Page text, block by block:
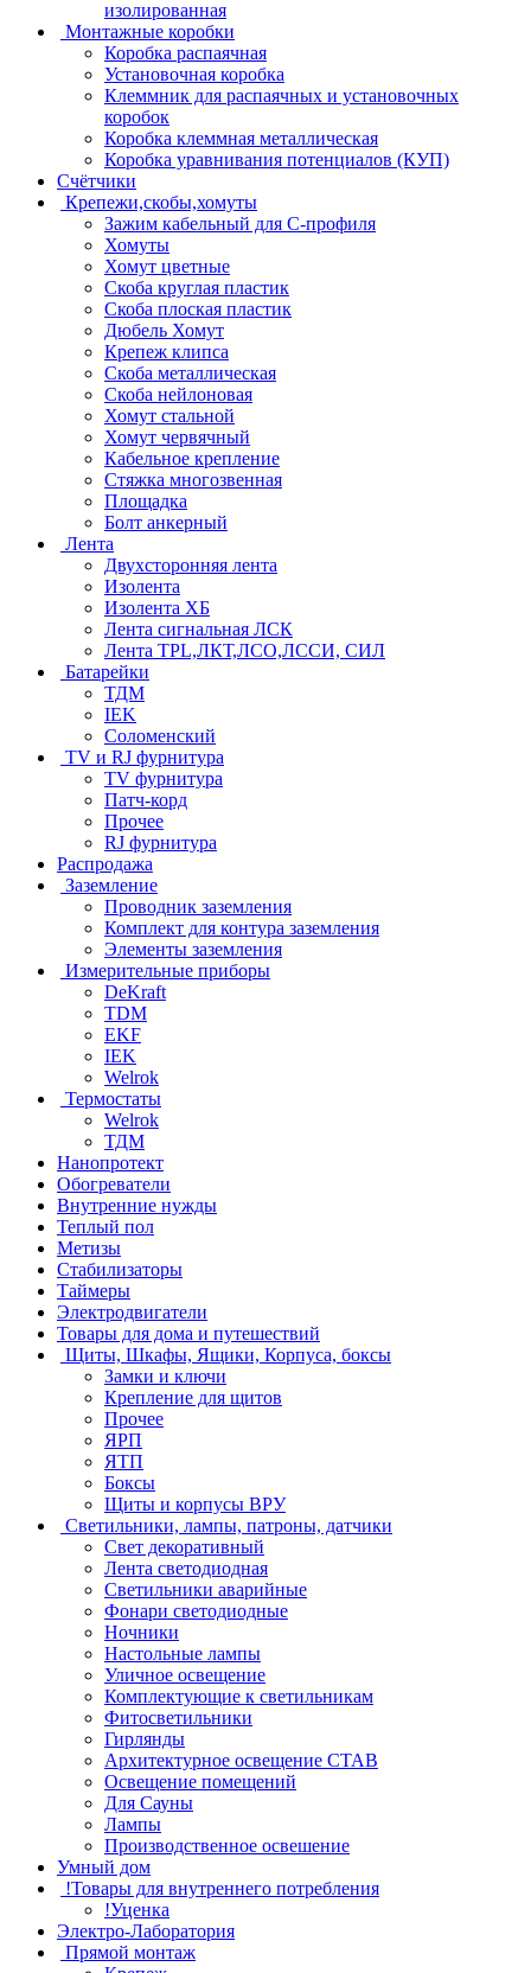
изолированная
Монтажные коробки
Коробка распаячная
Установочная коробка
Клеммник для распаячных и установочных
коробок
Коробка клеммная металлическая
Коробка уравнивания потенциалов (КУП)
Счётчики
Крепежи,скобы,хомуты
Зажим кабельный для С-профиля
Хомуты
Хомут цветные
Скоба круглая пластик
Скоба плоская пластик
Дюбель Хомут
Крепеж клипса
Скоба металлическая
Скоба нейлоновая
Хомут стальной
Хомут червячный
Кабельное крепление
Стяжка многозвенная
Площадка
Болт анкерный
Лента
Двухсторонняя лента
Изолента
Изолента ХБ
Лента сигнальная ЛСК
Лента TPL,ЛКТ,ЛСО,ЛССИ, СИЛ
Батарейки
ТДМ
IEK
Соломенский
TV и RJ фурнитура
TV фурнитура
Патч-корд
Прочее
RJ фурнитура
Распродажа
Заземление
Проводник заземления
Комплект для контура заземления
Элементы заземления
Измерительные приборы
DeKraft
TDM
EKF
IEK
Welrok
Термостаты
Welrok
ТДМ
Нанопротект
Обогреватели
Внутренние нужды
Теплый пол
Метизы
Стабилизаторы
Таймеры
Электродвигатели
Товары для дома и путешествий
Щиты, Шкафы, Ящики, Корпуса, боксы
Замки и ключи
Крепление для щитов
Прочее
ЯРП
ЯТП
Боксы
Щиты и корпусы ВРУ
Светильники, лампы, патроны, датчики
Свет декоративный
Лента светодиодная
Светильники аварийные
Фонари светодиодные
Ночники
Настольные лампы
Уличное освещение
Комплектующие к светильникам
Фитосветильники
Гирлянды
Архитектурное освещение СТАВ
Освещение помещений
Для Сауны
Лампы
Производственное освешение
Умный дом
!Товары для внутреннего потребления
!Уценка
Электро-Лаборатория
Прямой монтаж